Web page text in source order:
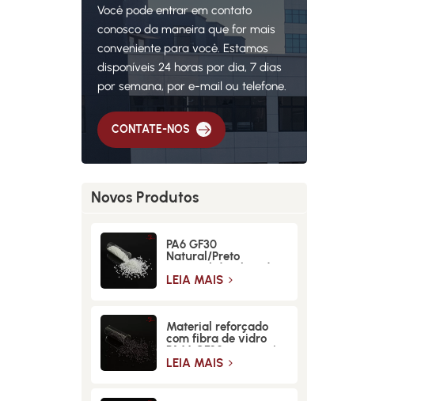
Você pode entrar em contato
conosco da maneira que for mais
conveniente para você. Estamos
disponíveis 24 horas por dia, 7 dias
por semana, por e-mail ou telefone.
CONTATE-NOS
Novos Produtos
PA6 GF30
Natural/Preto
Material de Fibra de
Vidro de Alta
LEIA MAIS
Material reforçado
com fibra de vidro
PA66 GF30 para maior
resistência e
LEIA MAIS